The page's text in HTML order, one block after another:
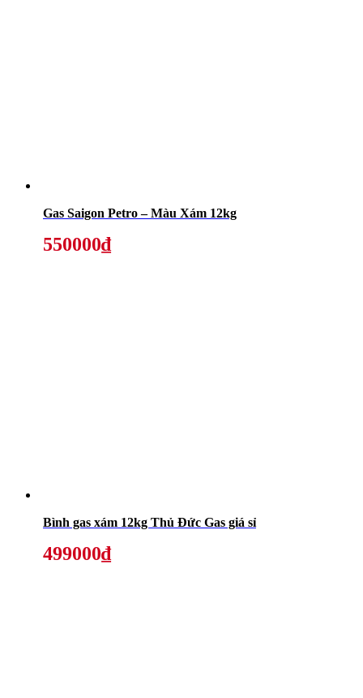
Gas Saigon Petro – Màu Xám 12kg
550000₫
Bình gas xám 12kg Thủ Đức Gas giá sỉ
499000₫